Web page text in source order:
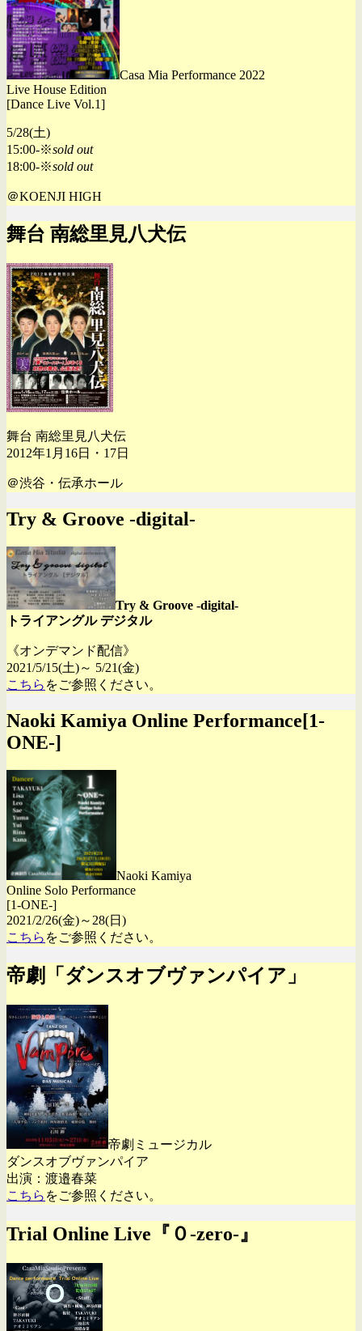
Casa Mia Performance 2022
Live House Edition
[Dance Live Vol.1]
5/28(土)
15:00-※sold out
18:00-※sold out
＠KOENJI HIGH
舞台 南総里見八犬伝
舞台 南総里見八犬伝
2012年1月16日・17日
＠渋谷・伝承ホール
Try & Groove -digital-
Try & Groove -digital-
トライアングル デジタル
《オンデマンド配信》
2021/5/15(土)～ 5/21(金)
こちら をご参照ください。
Naoki Kamiya Online Performance[1-
ONE-]
Naoki Kamiya
Online Solo Performance
[1-ONE-]
2021/2/26(金)～28(日)
こちら をご参照ください。
帝劇「ダンスオブヴァンパイア」
帝劇ミュージカル
ダンスオブヴァンパイア
出演：渡邉春菜
こちら をご参照ください。
Trial Online Live『０-zero-』